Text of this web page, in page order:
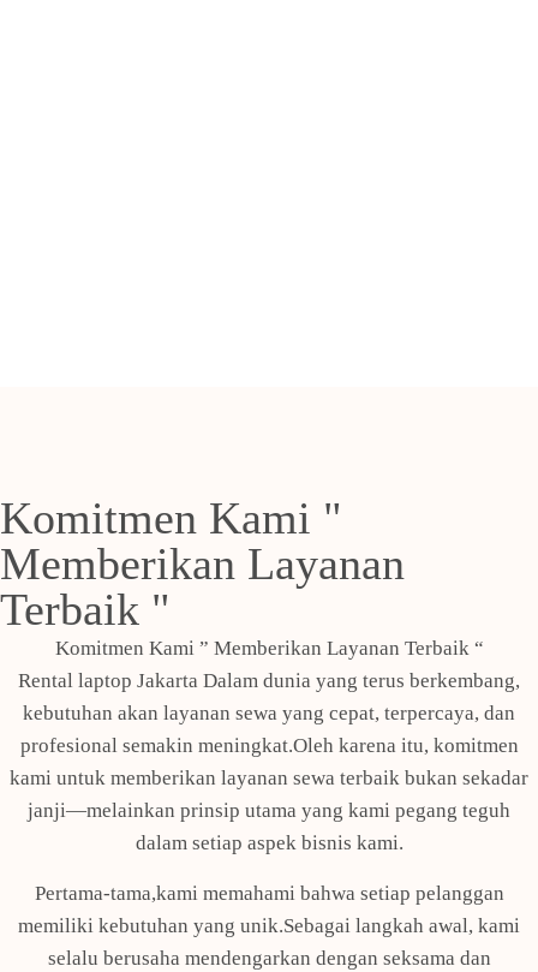
Komitmen Kami "
Memberikan Layanan
Terbaik "
Komitmen Kami ” Memberikan Layanan Terbaik “
Rental laptop Jakarta Dalam dunia yang terus berkembang,
kebutuhan akan layanan sewa yang cepat, terpercaya, dan
profesional semakin meningkat.Oleh karena itu, komitmen
kami untuk memberikan layanan sewa terbaik bukan sekadar
janji—melainkan prinsip utama yang kami pegang teguh
dalam setiap aspek bisnis kami.
Pertama-tama,kami memahami bahwa setiap pelanggan
memiliki kebutuhan yang unik.Sebagai langkah awal, kami
selalu berusaha mendengarkan dengan seksama dan